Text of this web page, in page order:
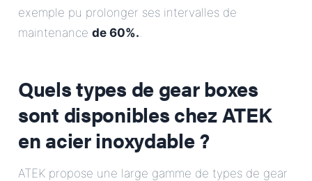
exemple pu prolonger ses intervalles de
maintenance de 60%..
Quels types de gear boxes
sont disponibles chez ATEK
en acier inoxydable ?
ATEK propose une large gamme de types de gear